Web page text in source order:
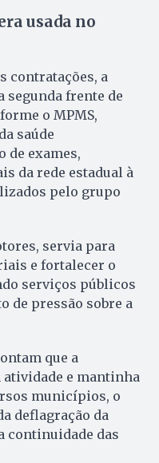
usada no
contratações, a
frente de
o MPMS,
saúde
de exames,
da rede estadual à
pelo grupo
servia para
e fortalecer o
serviços públicos
de pressão sobre a
que a
e mantinha
municípios, o
deflagração da
continuidade das